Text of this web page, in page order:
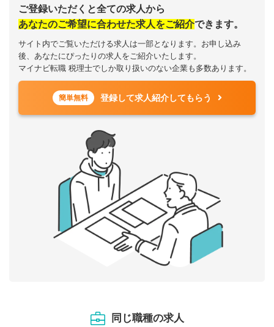
ご登録いただくと全ての求人から
あなたのご希望に合わせた求人をご紹介できます。
サイト内でご覧いただける求人は一部となります。お申し込み
後、あなたにぴったりの求人をご紹介いたします。
マイナビ転職 税理士でしか取り扱いのない企業も多数あります。
簡単無料 登録して求人紹介してもらう
同じ職種の求人